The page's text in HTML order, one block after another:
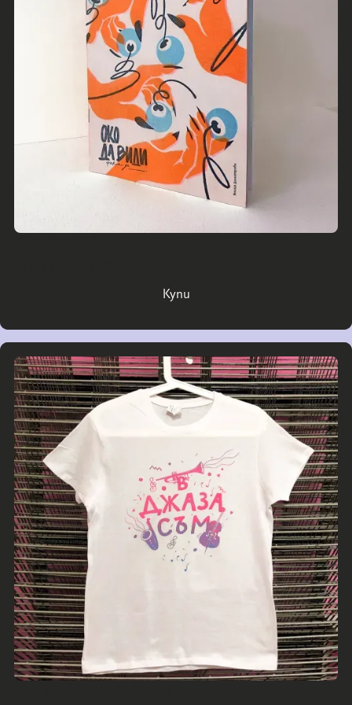
30% от печалбатавърху всеки закупен принт отива
директно при артистите.
Купи
Купи